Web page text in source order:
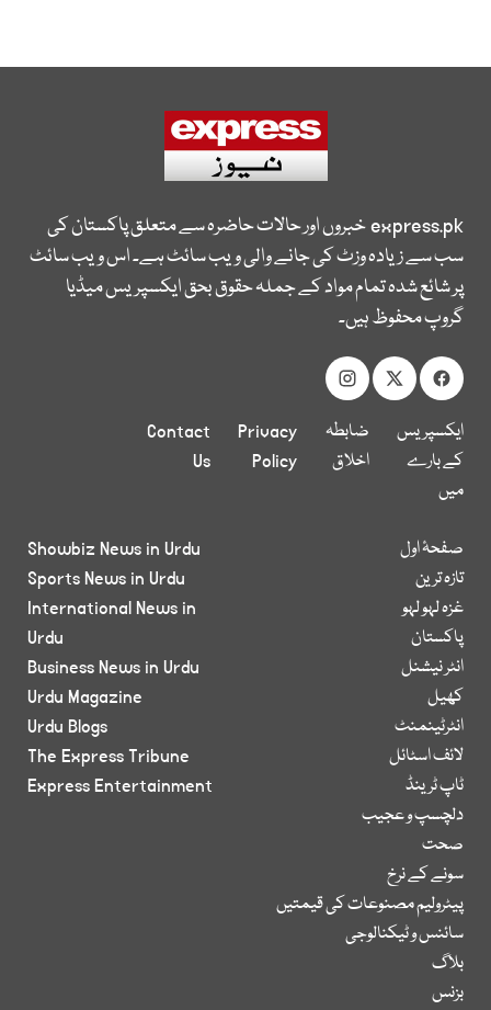
express.pkخبروں اور حالات حاضرہ سے متعلق پاکستان کی
سب سے زیادہ وزٹ کی جانے والی ویب سائٹ ہے۔ اس ویب سائٹ
پر شائع شدہ تمام مواد کے جملہ حقوق بحق ایکسپریس میڈیا
گروپ محفوظ ہیں۔
ایکسپریس
کے بارے
میں
ضابطہ
اخلاق
Privacy
Policy
Contact
Us
صفحۂ اول
تازہ ترین
غزہ لہو لہو
پاکستان
انٹر نیشنل
کھیل
انٹرٹینمنٹ
لائف اسٹائل
ٹاپ ٹرینڈ
دلچسپ و عجیب
صحت
سونے کے نرخ
پیٹرولیم مصنوعات کی قیمتیں
سائنس و ٹیکنالوجی
بلاگ
بزنس
Showbiz News in Urdu
Sports News in Urdu
International News in
Urdu
Business News in Urdu
Urdu Magazine
Urdu Blogs
The Express Tribune
Express Entertainment